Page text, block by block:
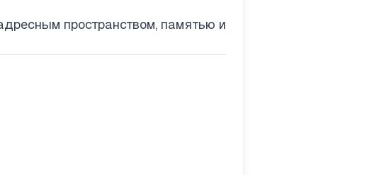
пространством, памятью и